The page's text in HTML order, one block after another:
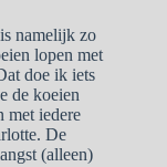
namelijk zo
lopen met
doe ik iets
de koeien
met iedere
De
(alleen)